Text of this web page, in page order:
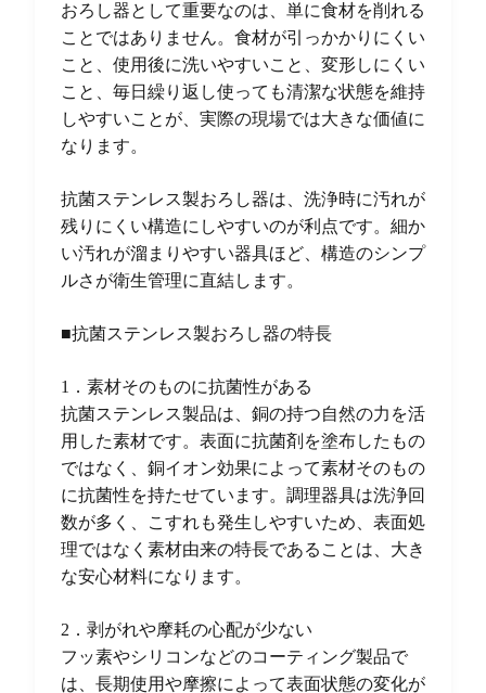
おろし器として重要なのは、単に食材を削れる
ことではありません。食材が引っかかりにくい
こと、使用後に洗いやすいこと、変形しにくい
こと、毎日繰り返し使っても清潔な状態を維持
しやすいことが、実際の現場では大きな価値に
なります。
抗菌ステンレス製おろし器は、洗浄時に汚れが
残りにくい構造にしやすいのが利点です。細か
い汚れが溜まりやすい器具ほど、構造のシンプ
ルさが衛生管理に直結します。
■抗菌ステンレス製おろし器の特長
1．素材そのものに抗菌性がある
抗菌ステンレス製品は、銅の持つ自然の力を活
用した素材です。表面に抗菌剤を塗布したもの
ではなく、銅イオン効果によって素材そのもの
に抗菌性を持たせています。調理器具は洗浄回
数が多く、こすれも発生しやすいため、表面処
理ではなく素材由来の特長であることは、大き
な安心材料になります。
2．剥がれや摩耗の心配が少ない
フッ素やシリコンなどのコーティング製品で
は、長期使用や摩擦によって表面状態の変化が